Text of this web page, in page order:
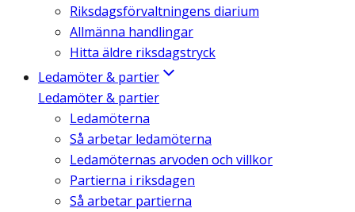
Riksdagsförvaltningens diarium
Allmänna handlingar
Hitta äldre riksdagstryck
Ledamöter & partier
Ledamöter & partier
Ledamöterna
Så arbetar ledamöterna
Ledamöternas arvoden och villkor
Partierna i riksdagen
Så arbetar partierna